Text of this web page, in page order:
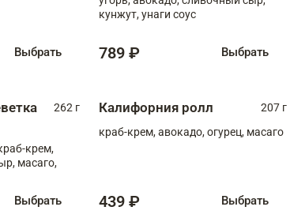
Выбрать
кунжут, унаги соус
789 ₽ Выбрать
262 г
крем,
масаго,
Выбрать
Калифорния ролл
207 г
краб-крем, авокадо, огурец, масаго
439 ₽ Выбрать